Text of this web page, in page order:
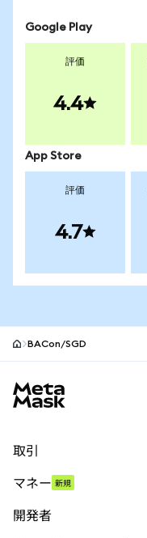
Google Play
評価
4.4
App Store
評価
4.7
BACon/SGD
取引
パーペチュアル
マネー 新規
開発者